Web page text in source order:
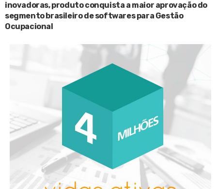
inovadoras, produto conquista a maior aprovação do
segmento brasileiro de softwares para Gestão
Ocupacional